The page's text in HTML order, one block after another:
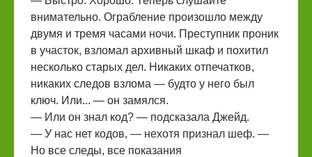
внимательно. Ограбление произошло между
двумя и тремя часами ночи. Преступник проник
в участок, взломал архивный шкаф и похитил
несколько старых дел. Никаких отпечатков,
никаких следов взлома — будто у него был
ключ. Или... — он замялся.
— Или он знал код? — подсказала Джейд.
— У нас нет кодов, — нехотя признал шеф. —
Но все следы, все показания